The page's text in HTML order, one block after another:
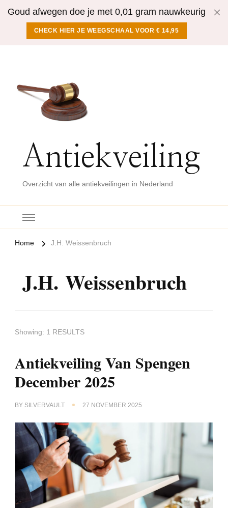
Goud afwegen doe je met 0,01 gram nauwkeurig
CHECK HIER JE WEEGSCHAAL VOOR € 14,95
Antiekveiling
Overzicht van alle antiekveilingen in Nederland
Home J.H. Weissenbruch
J.H. Weissenbruch
Showing: 1 RESULTS
Antiekveiling Van Spengen
December 2025
BY SILVERVAULT 27 NOVEMBER 2025